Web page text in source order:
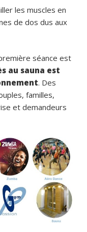
les muscles en
de dos dus aux
séance est
au sauna est
. Des
familles,
et demandeurs